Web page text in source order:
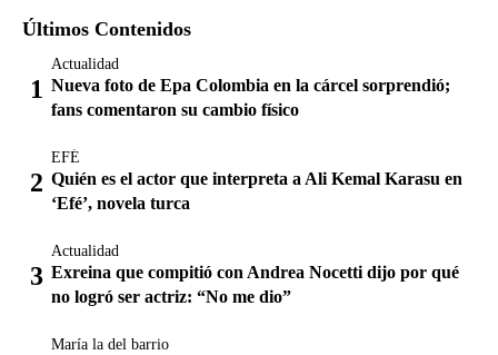
Últimos Contenidos
Actualidad
Nueva foto de Epa Colombia en la cárcel sorprendió;
fans comentaron su cambio físico
EFÉ
Quién es el actor que interpreta a Ali Kemal Karasu en
‘Efé’, novela turca
Actualidad
Exreina que compitió con Andrea Nocetti dijo por qué
no logró ser actriz: “No me dio”
María la del barrio